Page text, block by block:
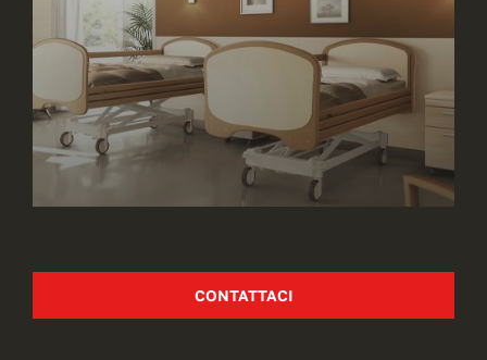
CONTATTACI